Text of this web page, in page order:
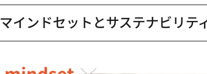
マインドセットとサステナビリテ